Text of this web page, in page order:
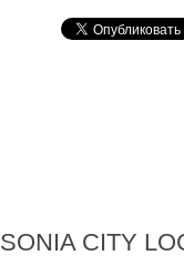
SONIA CITY